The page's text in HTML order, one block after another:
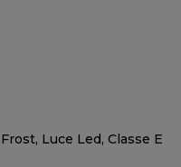
Luce Led, Classe E